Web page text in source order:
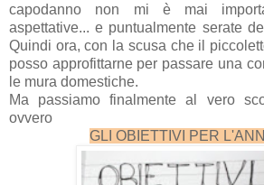
capodanno non mi è mai
aspettative... e puntualmente serate
Quindi ora, con la scusa che il
posso approfittarne per passare una
le mura domestiche.
Ma passiamo finalmente al vero
ovvero
GLI OBIETTIVI PER